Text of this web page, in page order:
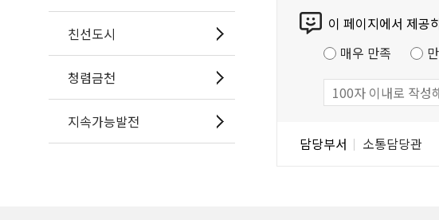
친선도시
청렴금천
지속가능발전
이 페이지에서 제공
매우 만족
담당부서 소통담당관